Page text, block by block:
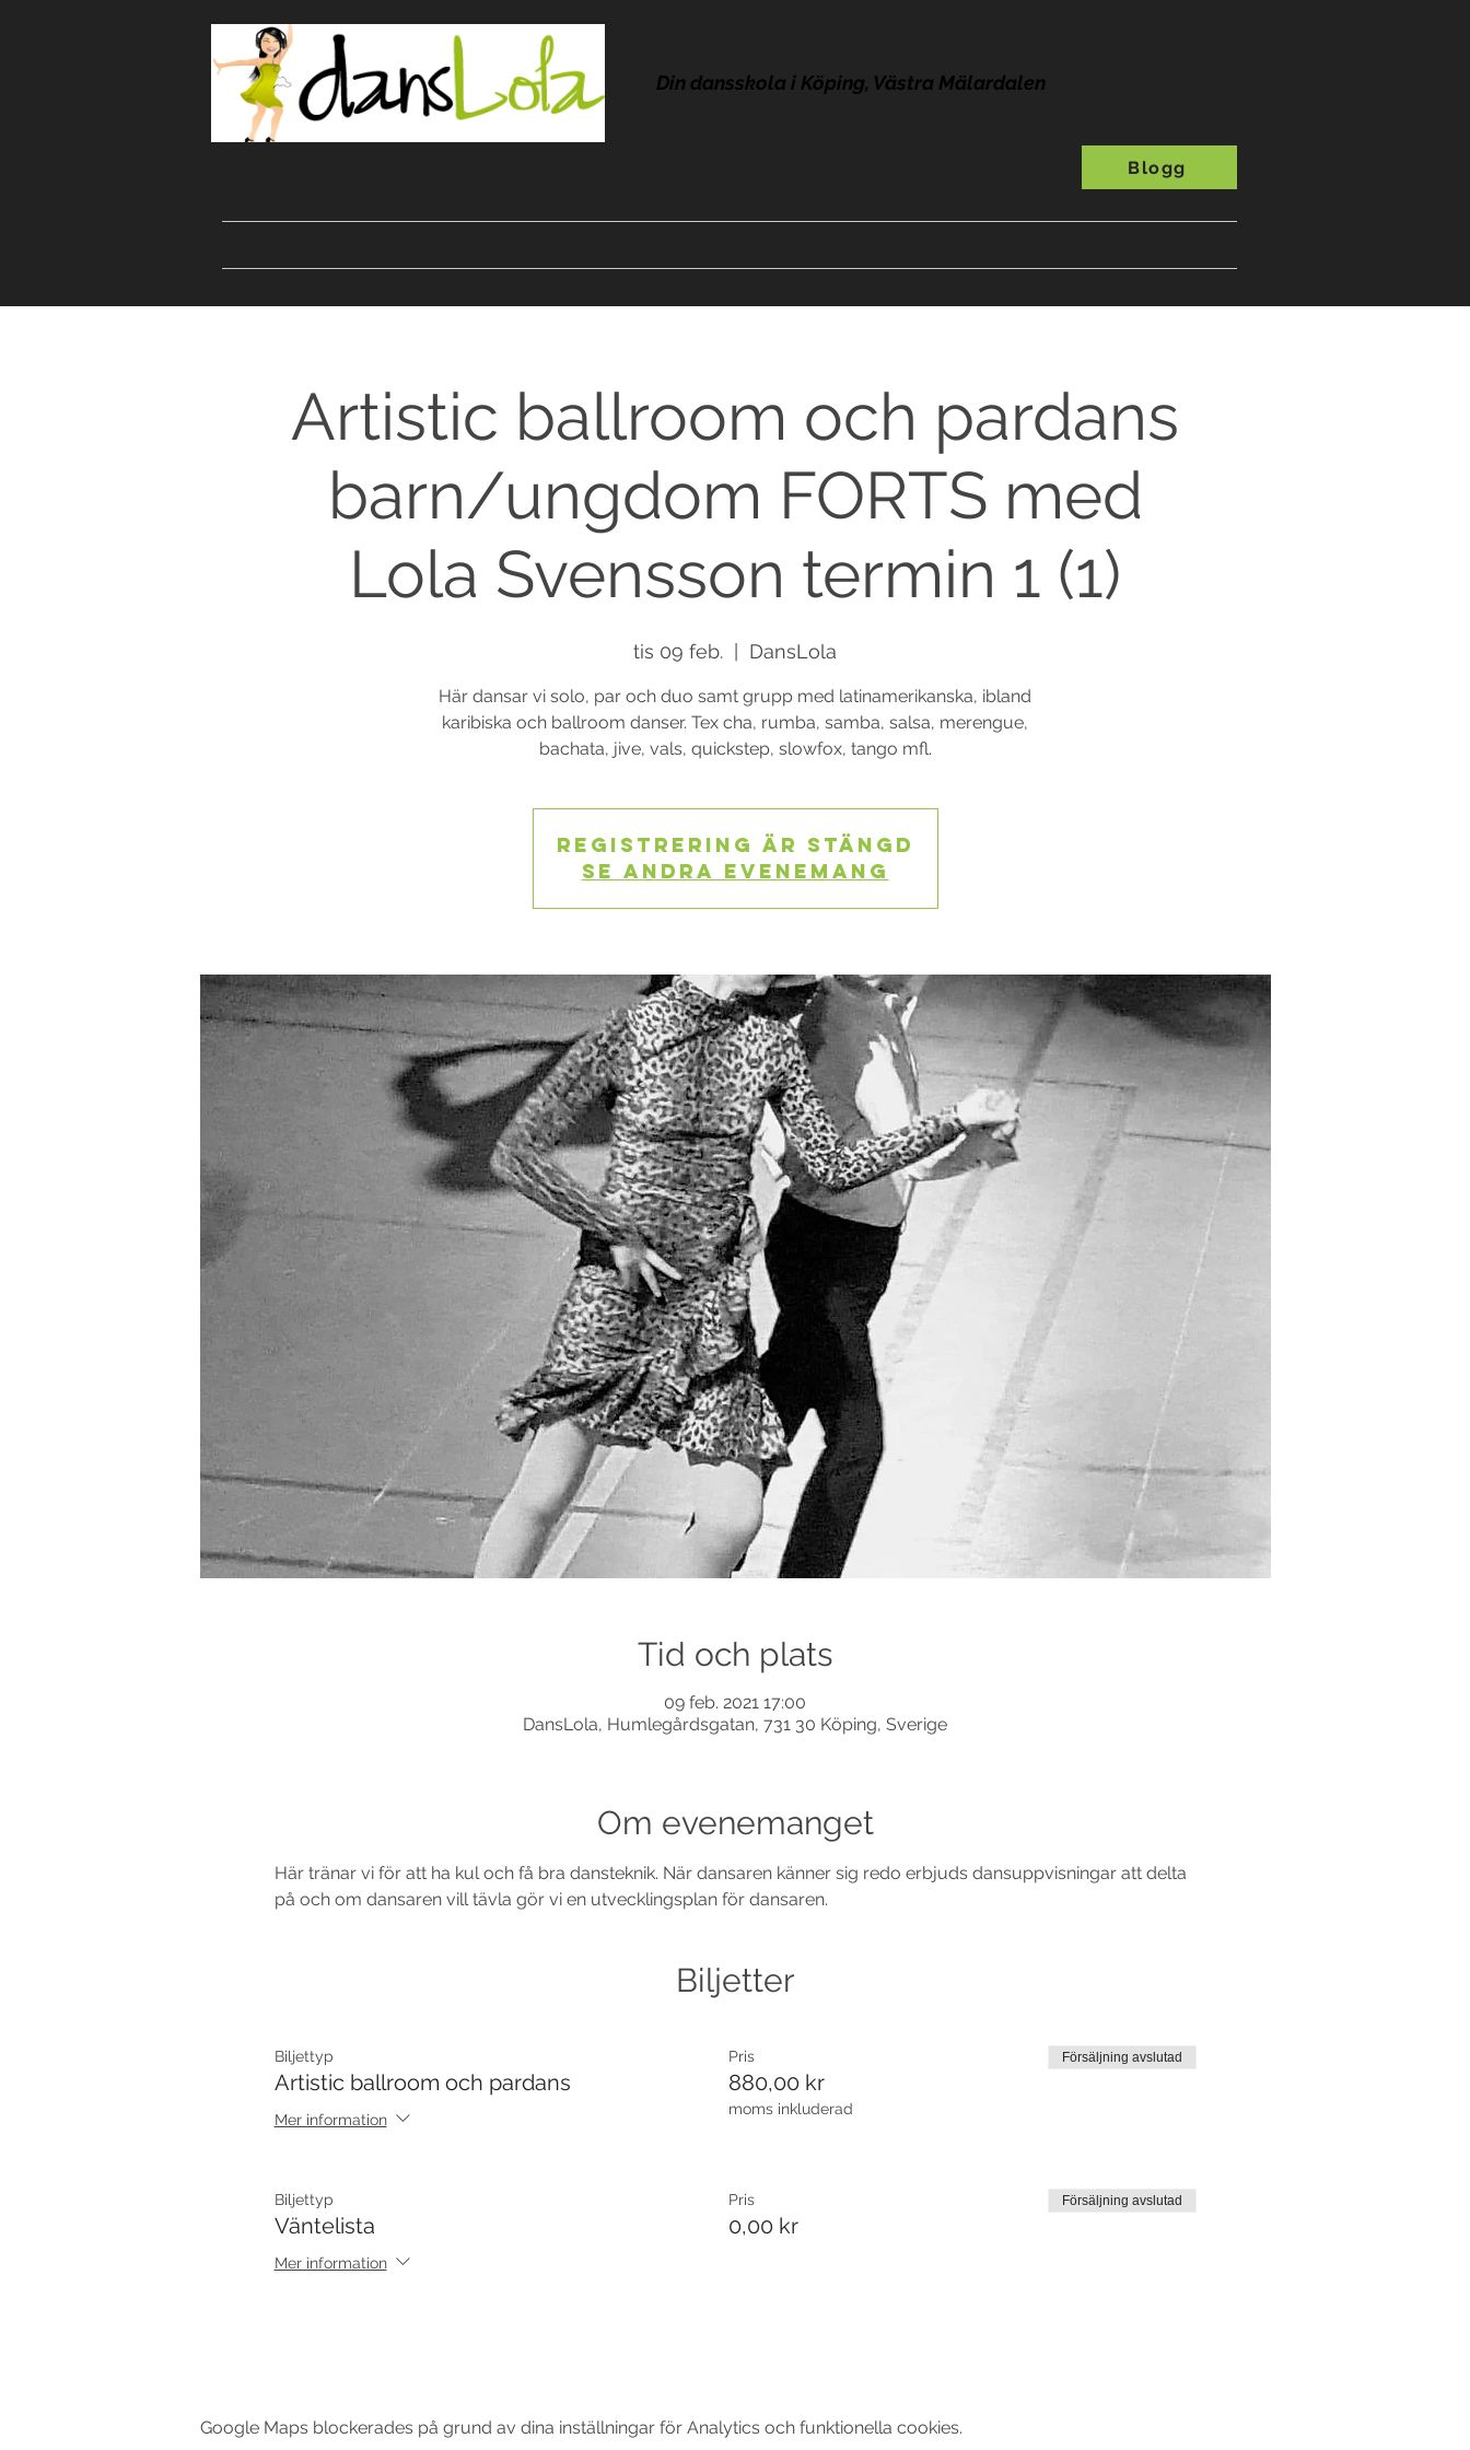
Din dansskola i Köping, Västra Mälardalen
Blogg
Artistic ballroom och pardans
barn/ungdom FORTS med
Lola Svensson termin 1 (1)
tis 09 feb. DansLola
Här dansar vi solo, par och duo samt grupp med latinamerikanska, ibland
karibiska och ballroom danser. Tex cha, rumba, samba, salsa, merengue,
Registrering är stängd
Se andra evenemang
Tid och plats
09 feb. 2021 17:00
DansLola, Humlegårdsgatan, 731 30 Köping, Sverige
Om evenemanget
Här tränar vi för att ha kul och få bra dansteknik. När dansaren känner sig redo erbjuds dansuppvisningar att delta
på och om dansaren vill tävla gör vi en utvecklingsplan för dansaren.
Biljetter
Biljettyp
Artistic ballroom och pardans
Mer information
Pris
880,00 kr
moms inkluderad
Försäljning avslutad
Biljettyp
Väntelista
Mer information
Pris
0,00 kr
Försäljning avslutad
Google Maps blockerades på grund av dina inställningar för Analytics och funktionella cookies.